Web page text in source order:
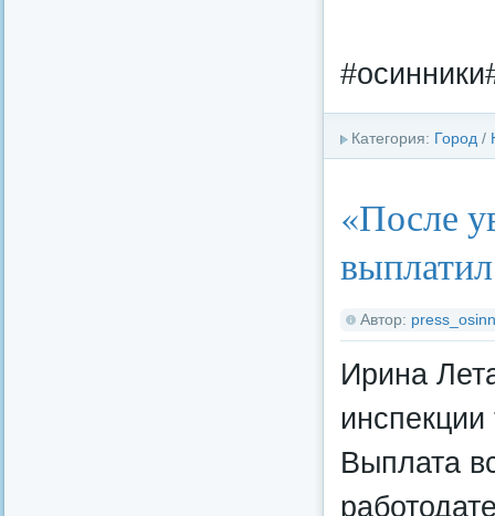
Категория: Город /
«После
Автор:
Ирина
инспекции
Выплата